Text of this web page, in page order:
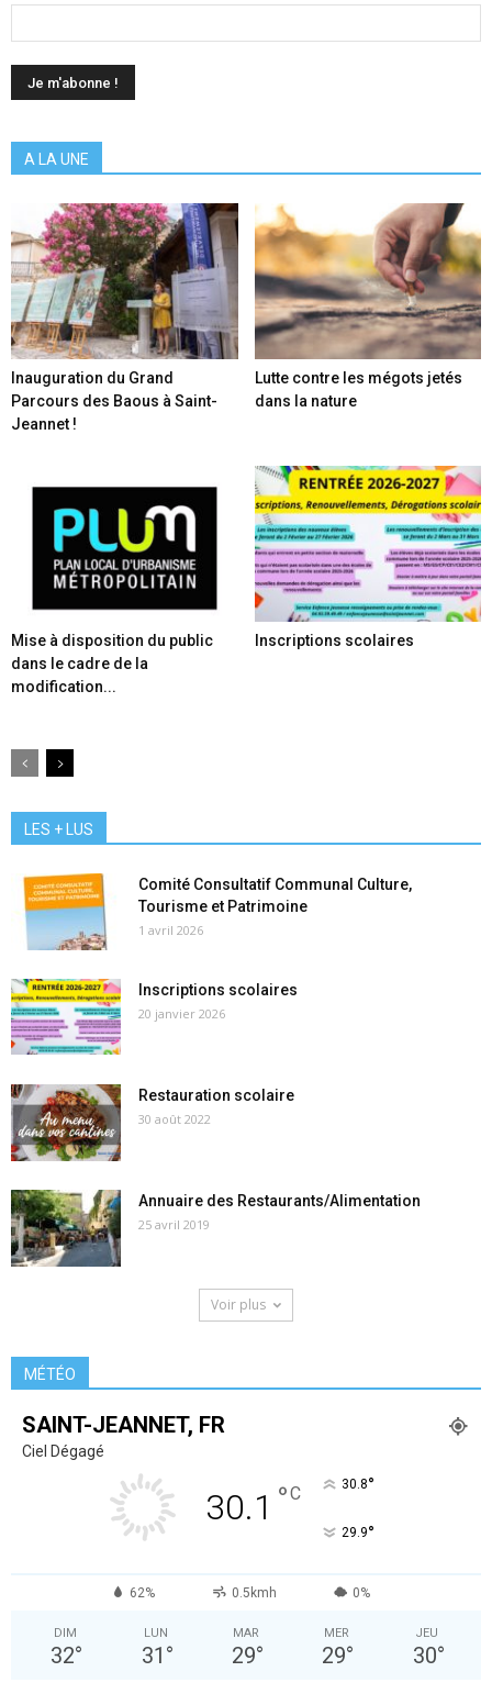
A LA UNE
Inauguration du Grand
Parcours des Baous à Saint-
Jeannet !
Lutte contre les mégots jetés
dans la nature
Mise à disposition du public
dans le cadre de la
modification...
Inscriptions scolaires
LES + LUS
Comité Consultatif Communal Culture,
Tourisme et Patrimoine
1 avril 2026
Inscriptions scolaires
20 janvier 2026
Restauration scolaire
30 août 2022
Annuaire des Restaurants/Alimentation
25 avril 2019
Voir plus
MÉTÉO
SAINT-JEANNET, FR
Ciel Dégagé
30.1 °C 30.8°
29.9°
62% 0.5kmh 0%
DIM
32°
LUN
31 °
MAR
29°
MER
29°
JEU
30°